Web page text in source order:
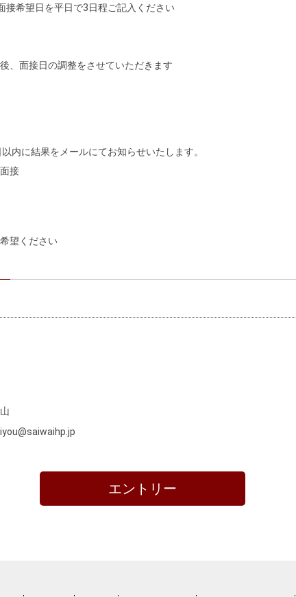
接希望日を平日で3日程ご記入ください
、面接日の調整をさせていただきます
内に結果をメールにてお知らせいたします。
接
望ください
エントリー